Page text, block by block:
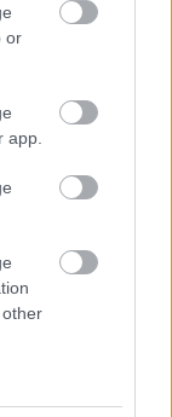
or
app.
και